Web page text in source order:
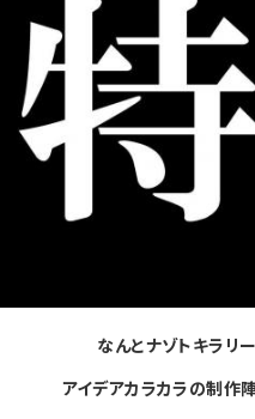
なんとナゾトキラリ
アイデアカラカラの制作